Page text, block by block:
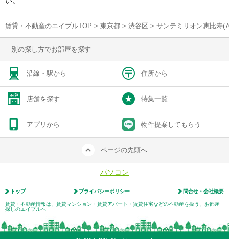
賃貸・不動産のエイブルTOP > 東京都 > 渋谷区 > サンテミリオン恵比寿
別の探し方でお部屋を探す
沿線・駅から 住所から
店舗を探す 特集一覧
アプリから 物件提案してもらう
ページの先頭へ
パソコン
トップ プライバシーポリシー 問合せ・会社概要
賃貸・不動産情報は、賃貸マンション・賃貸アパート・賃貸住宅などの不動産を扱う、お部屋
探しのエイブルへ